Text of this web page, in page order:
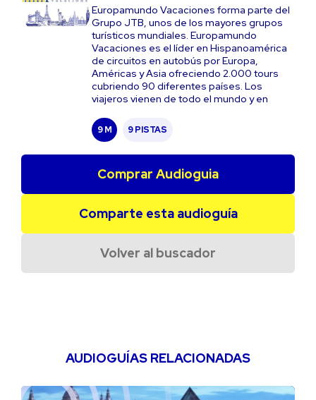
Europamundo Vacaciones forma parte del
Grupo JTB, unos de los mayores grupos
turísticos mundiales. Europamundo
Vacaciones es el líder en Hispanoamérica
de circuitos en autobús por Europa,
Américas y Asia ofreciendo 2.000 tours
cubriendo 90 diferentes países. Los
viajeros vienen de todo el mundo y en
9 M 9 PISTAS
Comprar Audioguia
Comparte esta audioguía
Volver al buscador
AUDIOGUÍAS RELACIONADAS